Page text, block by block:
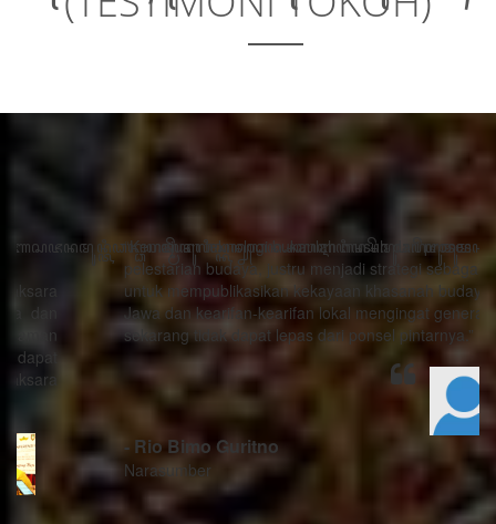
“Kemajuan teknologi bukanlah musuh dari proses
pelestarian budaya, justru menjadi strategi sebagai alat
untuk mempublikasikan kekayaan khasanah budaya
Jawa dan kearifan-kearifan lokal mengingat generasi
sekarang tidak dapat lepas dari ponsel pintarnya.”
- Rio Bimo Guritno
Narasumber